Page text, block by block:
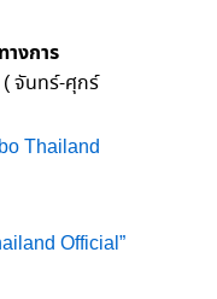
งการ
จันทร์-ศุกร์
Thailand
Official”